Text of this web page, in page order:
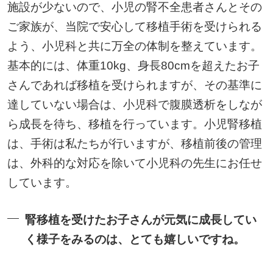
施設が少ないので、小児の腎不全患者さんとその
ご家族が、当院で安心して移植手術を受けられる
よう、小児科と共に万全の体制を整えています。
基本的には、体重10kg、身長80cmを超えたお子
さんであれば移植を受けられますが、その基準に
達していない場合は、小児科で腹膜透析をしなが
ら成長を待ち、移植を行っています。小児腎移植
は、手術は私たちが行いますが、移植前後の管理
は、外科的な対応を除いて小児科の先生にお任せ
しています。
腎移植を受けたお子さんが元気に成長してい
く様子をみるのは、とても嬉しいですね。